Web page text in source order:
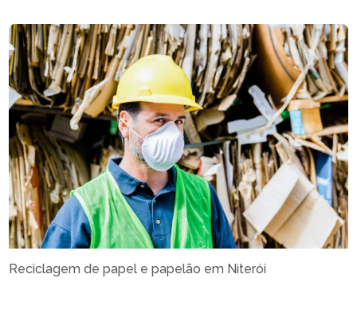
Reciclagem de papel e papelão em Niterói